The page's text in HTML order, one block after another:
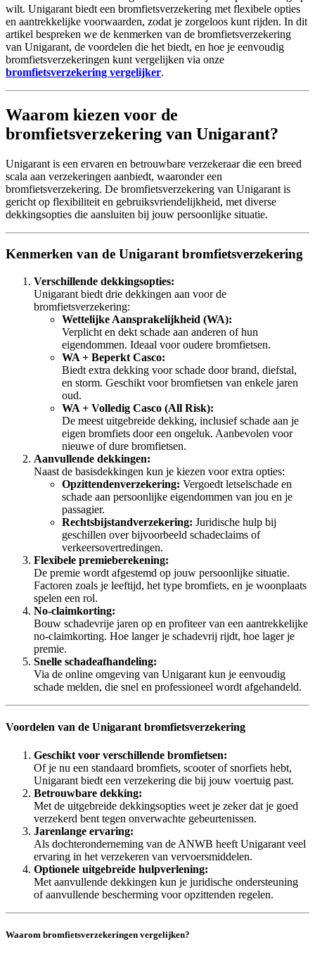
wilt. Unigarant biedt een bromfietsverzekering met flexibele opties
en aantrekkelijke voorwaarden, zodat je zorgeloos kunt rijden. In dit
artikel bespreken we de kenmerken van de bromfietsverzekering
van Unigarant, de voordelen die het biedt, en hoe je eenvoudig
bromfietsverzekeringen kunt vergelijken via onze
bromfietsverzekering vergelijker.
Waarom kiezen voor de
bromfietsverzekering van Unigarant?
Unigarant is een ervaren en betrouwbare verzekeraar die een breed
scala aan verzekeringen aanbiedt, waaronder een
bromfietsverzekering. De bromfietsverzekering van Unigarant is
gericht op flexibiliteit en gebruiksvriendelijkheid, met diverse
dekkingsopties die aansluiten bij jouw persoonlijke situatie.
Kenmerken van de Unigarant bromfietsverzekering
Verschillende dekkingsopties:
Unigarant biedt drie dekkingen aan voor de
bromfietsverzekering:
Wettelijke Aansprakelijkheid (WA):
Verplicht en dekt schade aan anderen of hun
eigendommen. Ideaal voor oudere bromfietsen.
WA + Beperkt Casco:
Biedt extra dekking voor schade door brand, diefstal,
en storm. Geschikt voor bromfietsen van enkele jaren
oud.
WA + Volledig Casco (All Risk):
De meest uitgebreide dekking, inclusief schade aan je
eigen bromfiets door een ongeluk. Aanbevolen voor
nieuwe of dure bromfietsen.
Aanvullende dekkingen:
Naast de basisdekkingen kun je kiezen voor extra opties:
Opzittendenverzekering: Vergoedt letselschade en
schade aan persoonlijke eigendommen van jou en je
passagier.
Rechtsbijstandverzekering: Juridische hulp bij
geschillen over bijvoorbeeld schadeclaims of
verkeersovertredingen.
Flexibele premieberekening:
De premie wordt afgestemd op jouw persoonlijke situatie.
Factoren zoals je leeftijd, het type bromfiets, en je woonplaats
spelen een rol.
No-claimkorting:
Bouw schadevrije jaren op en profiteer van een aantrekkelijke
no-claimkorting. Hoe langer je schadevrij rijdt, hoe lager je
premie.
Snelle schadeafhandeling:
Via de online omgeving van Unigarant kun je eenvoudig
schade melden, die snel en professioneel wordt afgehandeld.
Voordelen van de Unigarant bromfietsverzekering
Geschikt voor verschillende bromfietsen:
Of je nu een standaard bromfiets, scooter of snorfiets hebt,
Unigarant biedt een verzekering die bij jouw voertuig past.
Betrouwbare dekking:
Met de uitgebreide dekkingsopties weet je zeker dat je goed
verzekerd bent tegen onverwachte gebeurtenissen.
Jarenlange ervaring:
Als dochteronderneming van de ANWB heeft Unigarant veel
ervaring in het verzekeren van vervoersmiddelen.
Optionele uitgebreide hulpverlening:
Met aanvullende dekkingen kun je juridische ondersteuning
of aanvullende bescherming voor opzittenden regelen.
Waarom bromfietsverzekeringen vergelijken?